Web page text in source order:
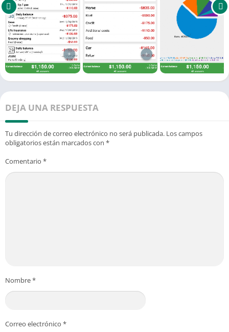
DEJA UNA RESPUESTA
Tu dirección de correo electrónico no será publicada. Los campos
obligatorios están marcados con *
Comentario *
Nombre*
Correo electrónico *